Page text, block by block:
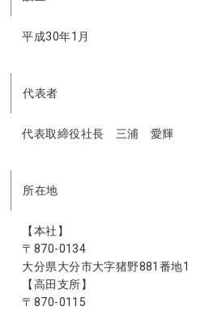
平成30年1月
代表者
代表取締役社長 三浦 愛輝
所在地
【本社】
〒870-0134
大分県大分市大字猪野881番地1
【高田支所】
〒870-0115